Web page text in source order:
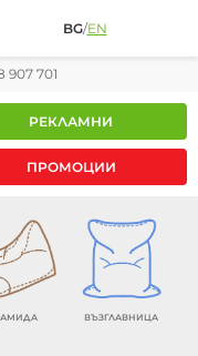
BG/EN
907 701
РЕКЛАМНИ
ПРОМОЦИИ
ВЪЗГЛАВНИЦА